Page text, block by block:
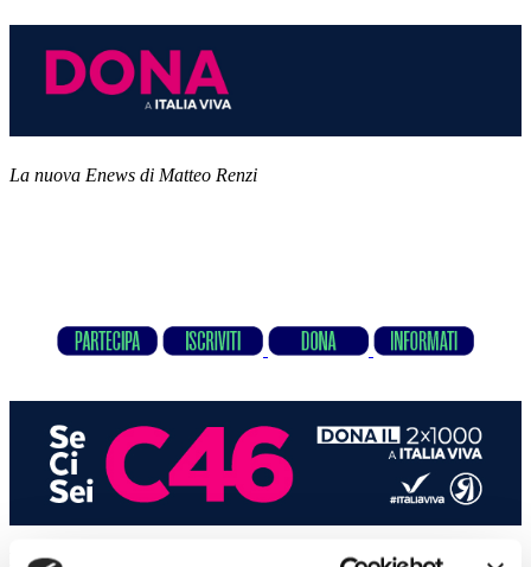
La nuova Enews di Matteo Renzi
Buongiorno a tutti.